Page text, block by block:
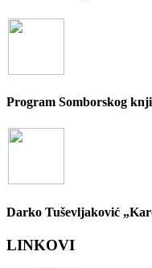
Program Somborskog
Darko Tuševljaković
LINKOVI